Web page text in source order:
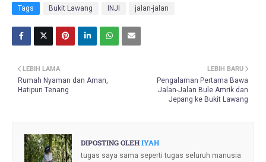
Tags Bukit Lawang INJI jalan-jalan
LEBIH BARU
Pengalaman Pertama Bawa
Jalan-Jalan Bule Amrik dan
Jepang ke Bukit Lawang
LEBIH LAMA
Rumah Nyaman dan Aman,
Hatipun Tenang
DIPOSTING OLEHIYAH
tugas saya sama seperti tugas seluruh manusia